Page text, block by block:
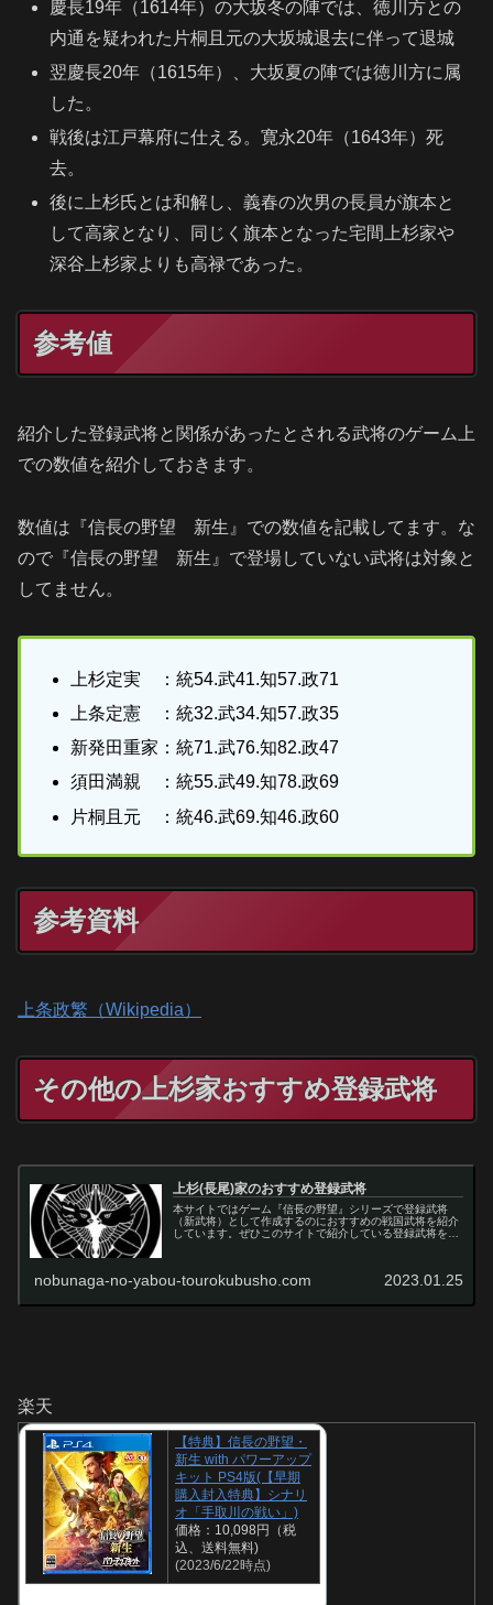
慶長19年（1614年）の大坂冬の陣では、徳川方との
内通を疑われた片桐且元の大坂城退去に伴って退城
翌慶長20年（1615年）、大坂夏の陣では徳川方に属
した。
戦後は江戸幕府に仕える。寛永20年（1643年）死
去。
後に上杉氏とは和解し、義春の次男の長員が旗本と
して高家となり、同じく旗本となった宅間上杉家や
深谷上杉家よりも高禄であった。
参考値
紹介した登録武将と関係があったとされる武将のゲーム上
での数値を紹介しておきます。
数値は『信長の野望 新生』での数値を記載してます。な
ので『信長の野望 新生』で登場していない武将は対象と
してません。
上杉定実 ：統54.武41.知57.政71
上条定憲 ：統32.武34.知57.政35
新発田重家：統71.武76.知82.政47
須田満親 ：統55.武49.知78.政69
片桐且元 ：統46.武69.知46.政60
参考資料
上条政繁（Wikipedia）
その他の上杉家おすすめ登録武将
上杉(長尾)家のおすすめ登録武将
本サイトではゲーム『信長の野望』シリーズで登録武将
（新武将）として作成するのにおすすめの戦国武将を紹介
しています。ぜひこのサイトで紹介している登録武将を信
nobunaga-no-yabou-tourokubusho.com 2023.01.25
楽天
【特典】信長の野望・
新生 with パワーアップ
キット PS4版(【早期
購入封入特典】シナリ
オ「手取川の戦い」)
価格：10,098円（税
込、送料無料)
(2023/6/22時点)